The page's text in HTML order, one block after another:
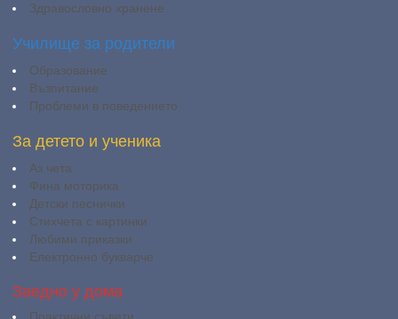
Здравословно хранене
Училище за родители
Образование
Възпитание
Проблеми в поведението
За детето и ученика
Аз чета
Фина моторика
Детски песнички
Стихчета с картинки
Любими приказки
Електронно букварче
Заедно у дома